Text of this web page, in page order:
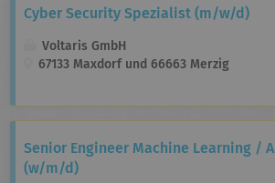
Cyber Security Spezialist (m/w/d)
Voltaris GmbH
67133 Maxdorf und 66663 Merzig
Senior Engineer Machine Learning / AI
(w/m/d)